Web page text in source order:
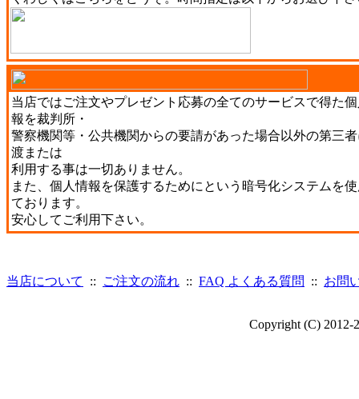
当店ではご注文やプレゼント応募の全てのサービスで得た
報を裁判所・
警察機関等・公共機関からの要請があった場合以外の第三
渡または
利用する事は一切ありません。
また、個人情報を保護するためにという暗号化システムを
ております。
安心してご利用下さい。
当店について :: ご注文の流れ :: FAQ よくある質問 :: お問
Copyright (C) 2012-